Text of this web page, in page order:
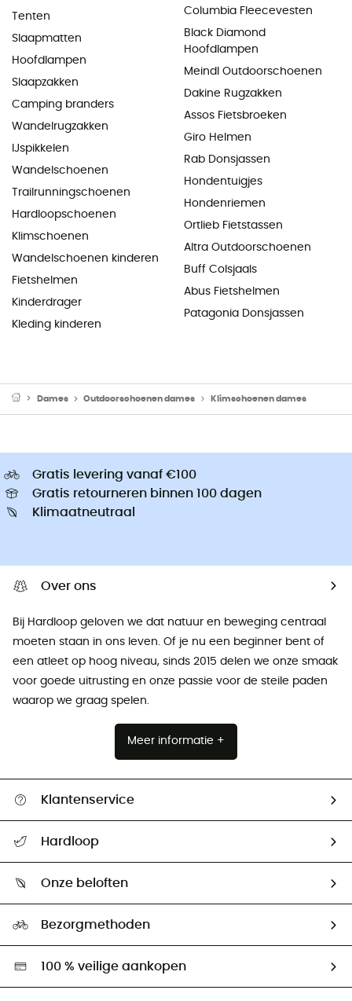
Tenten
Slaapmatten
Hoofdlampen
Slaapzakken
Camping branders
Wandelrugzakken
IJspikkelen
Wandelschoenen
Trailrunningschoenen
Hardloopschoenen
Klimschoenen
Wandelschoenen kinderen
Fietshelmen
Kinderdrager
Kleding kinderen
Columbia Fleecevesten
Black Diamond
Hoofdlampen
Meindl Outdoorschoenen
Dakine Rugzakken
Assos Fietsbroeken
Giro Helmen
Rab Donsjassen
Hondentuigjes
Hondenriemen
Ortlieb Fietstassen
Altra Outdoorschoenen
Buff Colsjaals
Abus Fietshelmen
Patagonia Donsjassen
Dames Outdoorschoenen dames Klimschoenen dames
Gratis levering vanaf €100
Gratis retourneren binnen 100 dagen
Klimaatneutraal
Over ons
Bij Hardloop geloven we dat natuur en beweging centraal
moeten staan ​​in ons leven. Of je nu een beginner bent of
een atleet op hoog niveau, sinds 2015 delen we onze smaak
voor goede uitrusting en onze passie voor de steile paden
waarop we graag spelen.
Meer informatie +
Klantenservice
Mijn zending volgen
Retourzendingen & Terugbetalingen
Hardloop
Ambassadeurs
Onze beloften
Hardgreen
Bezorgmethoden
100 % veilige aankopen